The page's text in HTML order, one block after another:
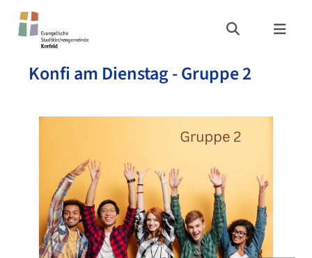
Konfi am Dienstag - Gruppe 2